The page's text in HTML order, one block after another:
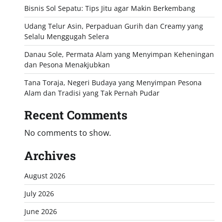
Bisnis Sol Sepatu: Tips Jitu agar Makin Berkembang
Udang Telur Asin, Perpaduan Gurih dan Creamy yang
Selalu Menggugah Selera
Danau Sole, Permata Alam yang Menyimpan Keheningan
dan Pesona Menakjubkan
Tana Toraja, Negeri Budaya yang Menyimpan Pesona
Alam dan Tradisi yang Tak Pernah Pudar
Recent Comments
No comments to show.
Archives
August 2026
July 2026
June 2026